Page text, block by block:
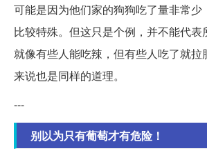
可能是因为他们家的狗狗吃了量非常少
比较特殊。但这只是个例，并不能代表
就像有些人能吃辣，但有些人吃了就拉
来说也是同样的道理。
---
别以为只有葡萄才有危险！